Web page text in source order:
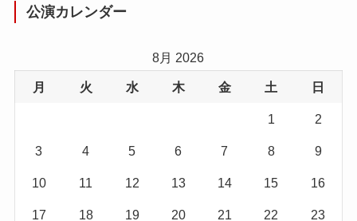
公演カレンダー
8月 2026
月 火 水 木 金 土 日
1 2
3 4 5 6 7 8 9
10 11 12 13 14 15 16
17 18 19 20 21 22 23